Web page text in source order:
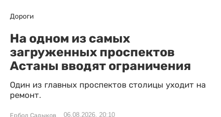
Дороги
На одном из самых
загруженных проспектов
Астаны вводят ограничения
Один из главных проспектов столицы уходит на
ремонт.
06.08.2026, 20:10